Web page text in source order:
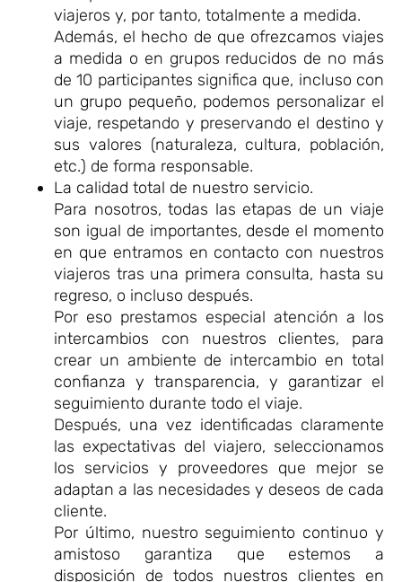
viajeros y, por tanto, totalmente a medida.
Además, el hecho de que ofrezcamos viajes
a medida o en grupos reducidos de no más
de 10 participantes significa que, incluso con
un grupo pequeño, podemos personalizar el
viaje, respetando y preservando el destino y
sus valores (naturaleza, cultura, población,
etc.) de forma responsable.
La calidad total de nuestro servicio.
Para nosotros, todas las etapas de un viaje
son igual de importantes, desde el momento
en que entramos en contacto con nuestros
viajeros tras una primera consulta, hasta su
regreso, o incluso después.
Por eso prestamos especial atención a los
intercambios con nuestros clientes, para
crear un ambiente de intercambio en total
confianza y transparencia, y garantizar el
seguimiento durante todo el viaje.
Después, una vez identificadas claramente
las expectativas del viajero, seleccionamos
los servicios y proveedores que mejor se
adaptan a las necesidades y deseos de cada
cliente.
Por último, nuestro seguimiento continuo y
amistoso garantiza que estemos a
disposición de todos nuestros clientes en